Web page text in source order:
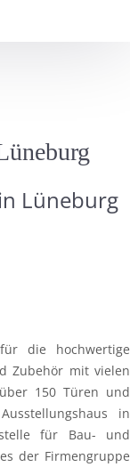
Lüneburg
die hochwertige
Zubehör mit vielen
150 Türen und
in
für Bau- und
der Firmengruppe